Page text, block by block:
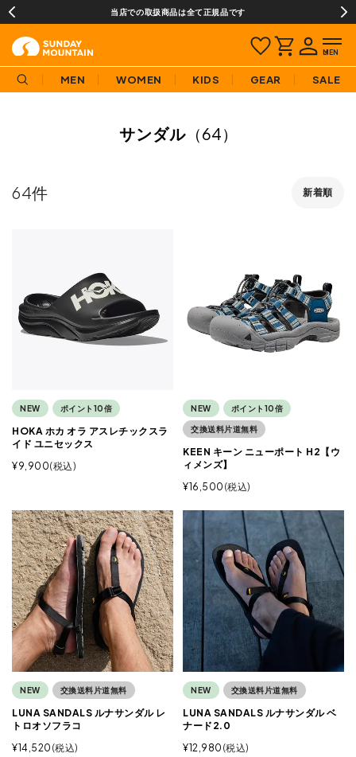
当店での取扱商品は全て正規品です
MEN WOMEN KIDS GEAR SALE
サンダル（64）
新着順
64
NEW ポイント10倍
HOKA ホカ オラ アスレチックスラ
イド ユニセックス
¥9,900 税込
NEW ポイント10倍
交換送料片道無料
KEEN キーン ニューポート H2【ウ
ィメンズ】
¥16,500 税込
NEW 交換送料片道無料
LUNA SANDALS ルナサンダル レ
トロオソフラコ
¥14,520 税込
NEW 交換送料片道無料
LUNA SANDALS ルナサンダル ベ
ナード2.0
¥12,980 税込